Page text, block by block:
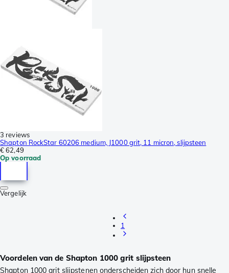
3 reviews
Shapton RockStar 60206 medium, J1000 grit, 11 micron, slijpsteen
€ 62,49
Op voorraad
Vergelijk
1
Voordelen van de Shapton 1000 grit slijpsteen
Shapton 1000 grit slijpstenen onderscheiden zich door hun snelle